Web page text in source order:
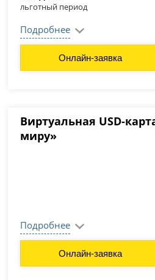
льготный период
Подробнее
Онлайн-заявка
Виртуальная USD-
миру»
Подробнее
Онлайн-заявка